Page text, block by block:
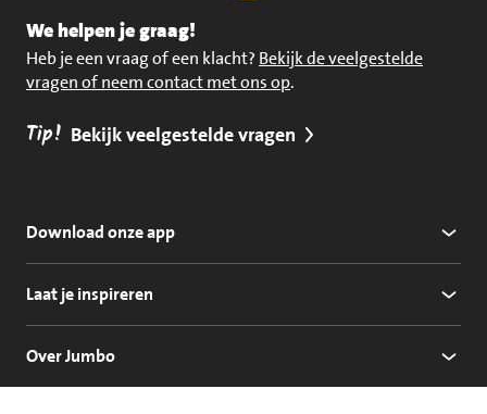
We helpen je graag!
Heb je een vraag of een klacht? Bekijk de veelgestelde
vragen of neem contact met ons op.
Tip! Bekijk veelgestelde vragen
Download onze app
Laat je inspireren
Over Jumbo